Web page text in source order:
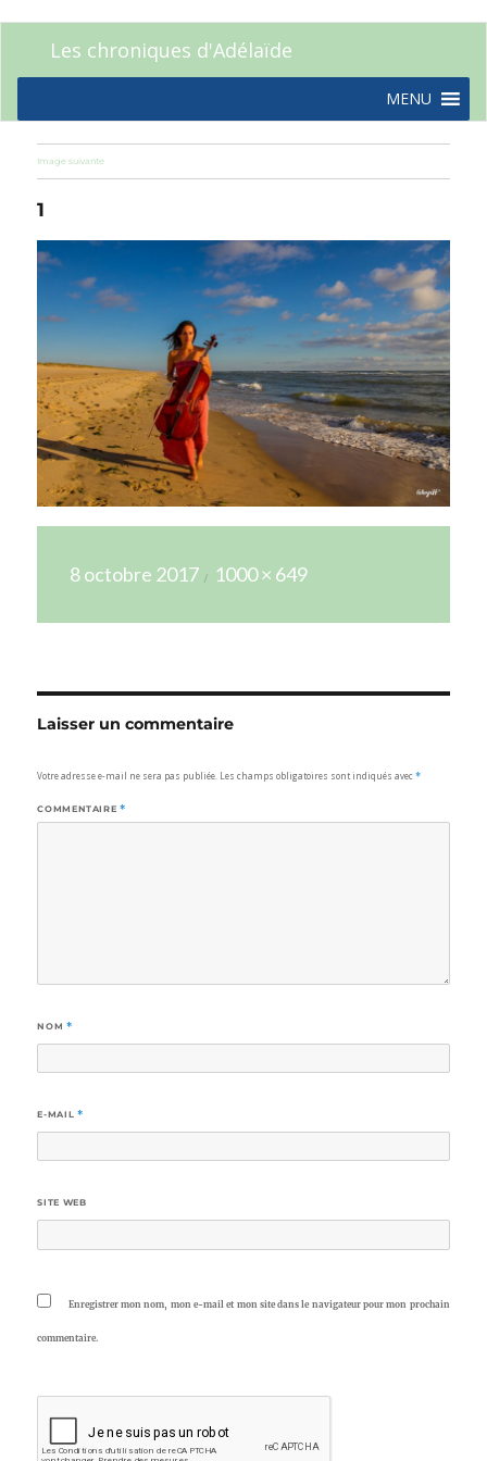
Les chroniques d'Adélaïde
MENU
Image suivante
1
le
8 octobre 2017
réelle
1000 × 649
Laisser un commentaire
Votre adresse e-mail ne sera pas publiée. Les champs obligatoires sont indiqués avec*
COMMENTAIRE *
NOM *
E-MAIL *
SITE WEB
Enregistrer mon nom, mon e-mail et mon site dans le navigateur pour mon prochain
commentaire.